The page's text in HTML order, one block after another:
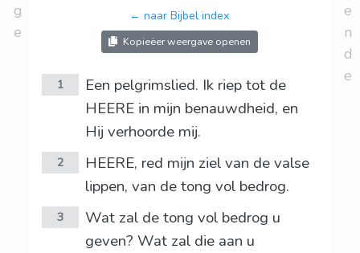
g
e
← naar Bijbel index
Kopieëer weergave openen
1
Een pelgrimslied. Ik riep tot de
HEERE in mijn benauwdheid, en
Hij verhoorde mij.
2
HEERE, red mijn ziel van de valse
lippen, van de tong vol bedrog.
3
Wat zal de tong vol bedrog u
geven? Wat zal die aan u
e
n
d
e